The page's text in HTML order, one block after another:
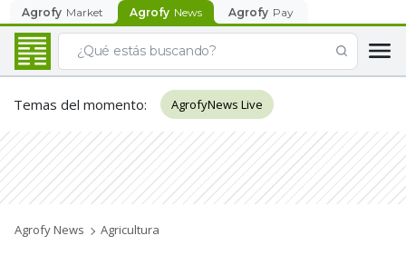
Agrofy Market Agrofy News Agrofy Pay
Temas del momento: AgrofyNews Live
Agrofy News Agricultura